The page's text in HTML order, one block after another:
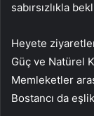
sabırsızlıkla
Heyete
Güç ve Natürel
Memleketler
Bostancı da